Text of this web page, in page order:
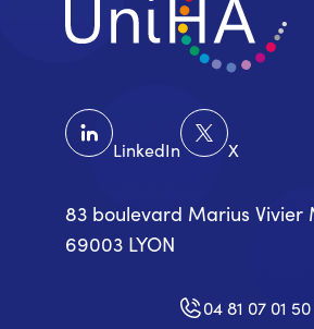
LinkedIn X
83 boulevard Marius Vivier
69003 LYON
04 81 07 01 50